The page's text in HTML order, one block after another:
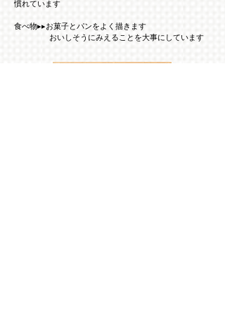
慣れています
食べ物▸▸お菓子とパンをよく描きます
おいしそうにみえることを大事にしています​